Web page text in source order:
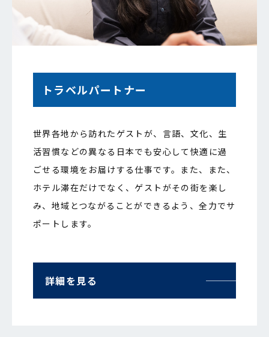
トラベルパートナー
世界各地から訪れたゲストが、言語、文化、生
活習慣などの異なる日本でも安心して快適に過
ごせる環境をお届けする仕事です。また、また、
ホテル滞在だけでなく、ゲストがその街を楽し
み、地域とつながることができるよう、全力でサ
ポートします。
詳細を見る